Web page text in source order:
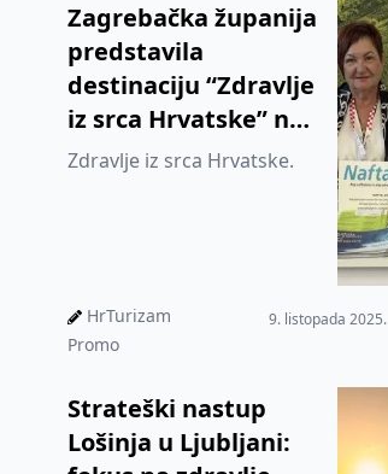
Zagrebačka županija
predstavila
destinaciju “Zdravlje
iz srca Hrvatske” na
sajmu TTG Travel
Zdravlje iz srca Hrvatske.
HrTurizam
Promo
9. listopada 2025.
Strateški nastup
Lošinja u Ljubljani: